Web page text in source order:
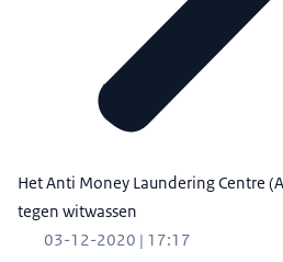
Het Anti Money Laundering Centre
tegen witwassen
03-12-2020 | 17:17